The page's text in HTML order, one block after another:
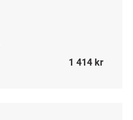
1 414 kr